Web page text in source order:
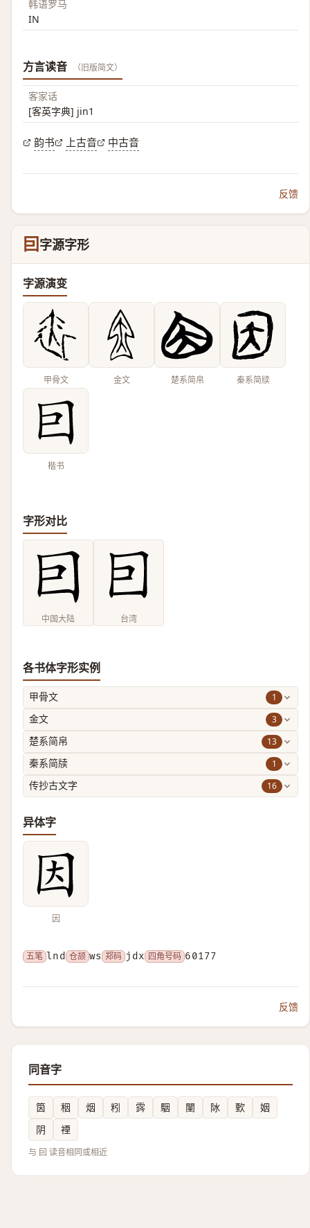
韩语罗马
IN
方言读音 （旧版简文）
客家话
[客英字典] jin1
韵书 上古音 中古音
反馈
囙 字源字形
字源演变
甲骨文 金文 楚系简帛 秦系简牍
楷书
字形对比
中国大陆 台湾
各书体字形实例
甲骨文 1
金文 3
楚系简帛 13
秦系简牍 1
传抄古文字 16
异体字
因
五笔 lnd 仓颉 ws 郑码 jdx 四角号码 60177
反馈
同音字
筃 秵 烟 粌 霠 駰 闉 阥 歅
姻
阴
禋
与 囙 读音相同或相近